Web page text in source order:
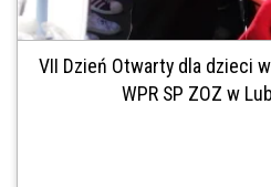
VII Dzień Otwarty dla dzieci
WPR SP ZOZ w